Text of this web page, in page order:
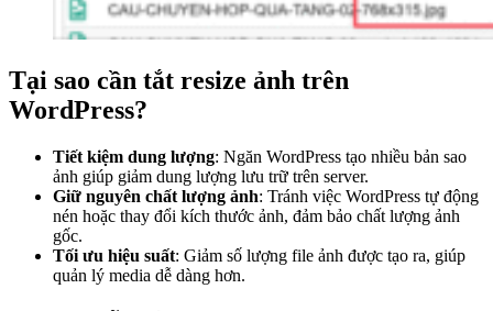
Tại sao cần tắt resize ảnh trên
WordPress?
Tiết kiệm dung lượng: Ngăn WordPress tạo nhiều bản sao
ảnh giúp giảm dung lượng lưu trữ trên server.
Giữ nguyên chất lượng ảnh: Tránh việc WordPress tự động
nén hoặc thay đổi kích thước ảnh, đảm bảo chất lượng ảnh
gốc.
Tối ưu hiệu suất: Giảm số lượng file ảnh được tạo ra, giúp
quản lý media dễ dàng hơn.